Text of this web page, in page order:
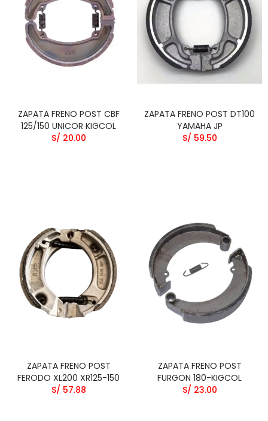
ZAPATA FRENO POST CBF
125/150 UNICOR KIGCOL
S/ 20.00
ZAPATA FRENO POST DT100
YAMAHA JP
S/ 59.50
ZAPATA FRENO POST
FERODO XL200 XR125-150
S/ 57.88
ZAPATA FRENO POST
FURGON 180-KIGCOL
S/ 23.00